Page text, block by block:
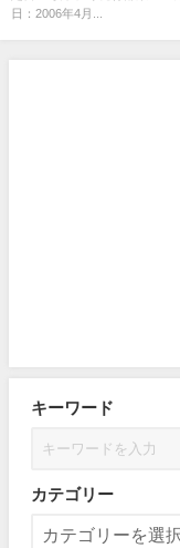
日：2006年4月...
キーワード
カテゴリー